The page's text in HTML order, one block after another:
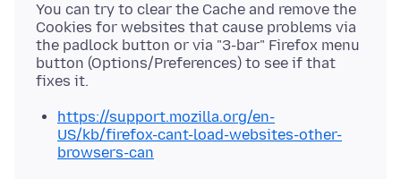
You can try to clear the Cache and remove the
Cookies for websites that cause problems via
the padlock button or via "3-bar" Firefox menu
button (Options/Preferences) to see if that
https://support.mozilla.org/en-
US/kb/firefox-cant-load-websites-other-
browsers-can